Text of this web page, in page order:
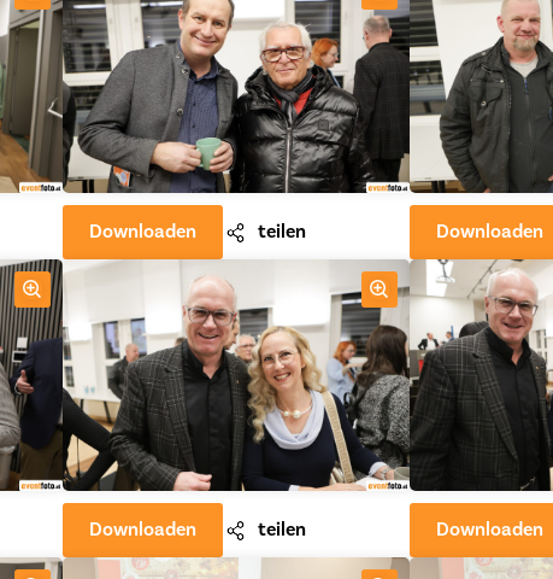
Downloaden teilen Downloaden
Downloaden teilen Downloaden